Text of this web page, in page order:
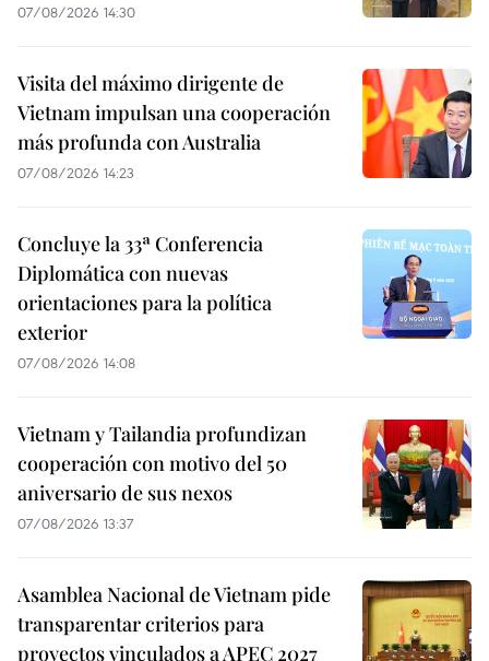
07/08/2026 14:30
Visita del máximo dirigente de
Vietnam impulsan una cooperación
más profunda con Australia
07/08/2026 14:23
Concluye la 33ª Conferencia
Diplomática con nuevas
orientaciones para la política
exterior
07/08/2026 14:08
Vietnam y Tailandia profundizan
cooperación con motivo del 50
aniversario de sus nexos
07/08/2026 13:37
Asamblea Nacional de Vietnam pide
transparentar criterios para
proyectos vinculados a APEC 2027